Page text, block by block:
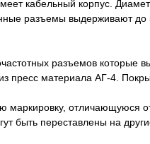
кабельный корпус.
разъемы выдерживают до
разъемов которые
материала АГ-4.
отличающуюся
быть переставлены на